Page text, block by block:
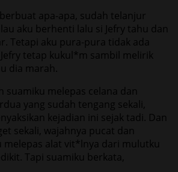
apa-apa, sudah telanjur
aku berhenti lalu si Jefry tahu dan
Tetapi aku pura-pura tidak ada
tetap kukul*m sambil melirik
dia marah.
suamiku melepas celana dan
yang sudah tengang sekali,
kejadian ini sejak tadi. Dan
sekali, wajahnya pucat dan
melepas alat vit*lnya dari mulutku
Tapi suamiku berkata,